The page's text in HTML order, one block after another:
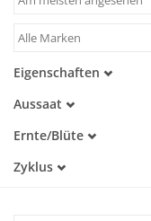
Für Kinder
Geschenkideen
Katalog
Eigenschaften
Alte Sorte
Trockenheitstolerant
Kaltkeimer
Aussaat
Februar
März
Ernte/Blüte
Februar
Zyklus